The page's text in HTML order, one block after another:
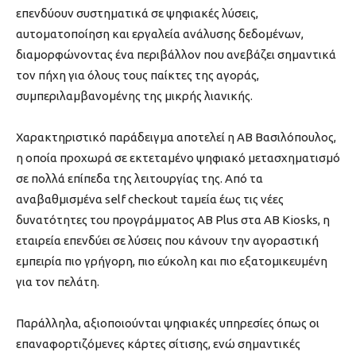
επενδύουν συστηματικά σε ψηφιακές λύσεις,
αυτοματοποίηση και εργαλεία ανάλυσης δεδομένων,
διαμορφώνοντας ένα περιβάλλον που ανεβάζει σημαντικά
τον πήχη για όλους τους παίκτες της αγοράς,
συμπεριλαμβανομένης της μικρής λιανικής.
Χαρακτηριστικό παράδειγμα αποτελεί η ΑΒ Βασιλόπουλος,
η οποία προχωρά σε εκτεταμένο ψηφιακό μετασχηματισμό
σε πολλά επίπεδα της λειτουργίας της. Από τα
αναβαθμισμένα self checkout ταμεία έως τις νέες
δυνατότητες του προγράμματος AB Plus στα AB Kiosks, η
εταιρεία επενδύει σε λύσεις που κάνουν την αγοραστική
εμπειρία πιο γρήγορη, πιο εύκολη και πιο εξατομικευμένη
για τον πελάτη.
Παράλληλα, αξιοποιούνται ψηφιακές υπηρεσίες όπως οι
επαναφορτιζόμενες κάρτες σίτισης, ενώ σημαντικές